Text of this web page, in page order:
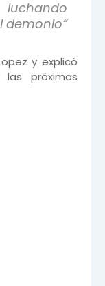
y explicó
próximas